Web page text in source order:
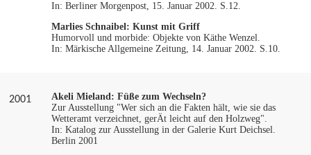
In: Berliner Morgenpost, 15. Januar 2002. S.12.
Marlies Schnaibel: Kunst mit Griff
Humorvoll und morbide: Objekte von Käthe Wenzel.
In: Märkische Allgemeine Zeitung, 14. Januar 2002. S.10.
2001 Akeli Mieland: Füße zum Wechseln?
Zur Ausstellung "Wer sich an die Fakten hält, wie sie das
Wetteramt verzeichnet, gerÄt leicht auf den Holzweg".
In: Katalog zur Ausstellung in der Galerie Kurt Deichsel.
Berlin 2001